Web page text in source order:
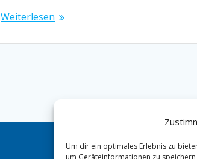
Um dir ein optimales Erlebnis zu
um Geräteinformationen zu
Weiterlesen